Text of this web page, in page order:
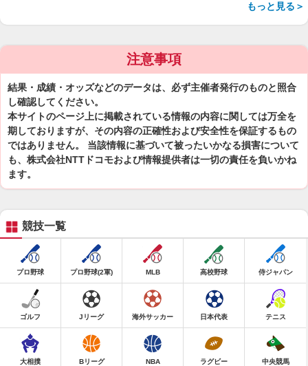
もっと見る＞
注意事項
結果・成績・オッズなどのデータは、必ず主催者発行のものと照合
し確認してください。
本サイトのページ上に掲載されている情報の内容に関しては万全を
期しておりますが、その内容の正確性および安全性を保証するもの
ではありません。 当該情報に基づいて被ったいかなる損害について
も、株式会社NTTドコモおよび情報提供者は一切の責任を負いかね
ます。
競技一覧
プロ野球 プロ野球(2軍) MLB 高校野球 侍ジャパン
ゴルフ Jリーグ 海外サッカー 日本代表 テニス
大相撲 Bリーグ NBA ラグビー 中央競馬